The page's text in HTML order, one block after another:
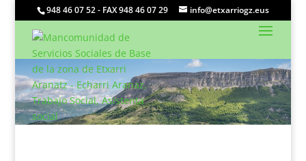
948 46 07 52 - FAX 948 46 07 29 info@etxarriogz.eus